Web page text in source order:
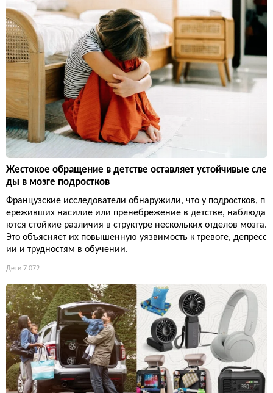
Жестокое обращение в детстве оставляет устойчивые сле
ды в мозге подростков
Французские исследователи обнаружили, что у подростков, п
ереживших насилие или пренебрежение в детстве, наблюда
ются стойкие различия в структуре нескольких отделов мозга.
Это объясняет их повышенную уязвимость к тревоге, депресс
ии и трудностям в обучении.
Дети 7 072